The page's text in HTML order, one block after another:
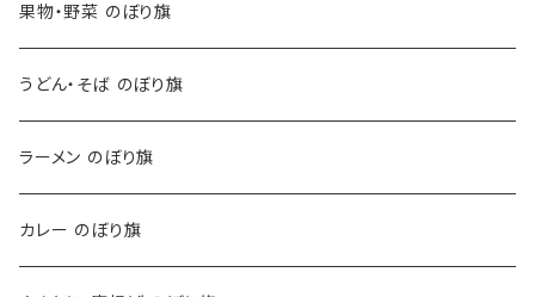
果物・野菜 のぼり旗
うどん・そば のぼり旗
ラーメン のぼり旗
カレー のぼり旗